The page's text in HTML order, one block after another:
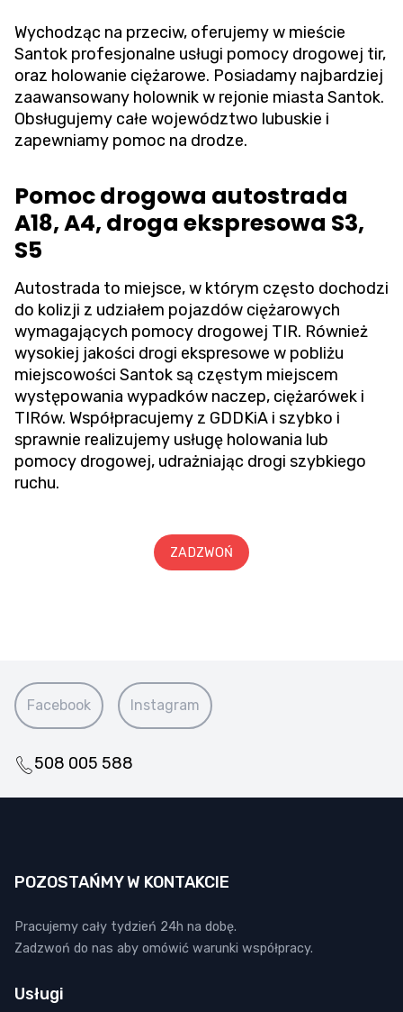
Wychodząc na przeciw, oferujemy w mieście
Santok profesjonalne usługi pomocy drogowej tir,
oraz holowanie ciężarowe. Posiadamy najbardziej
zaawansowany holownik w rejonie miasta Santok.
Obsługujemy całe województwo lubuskie i
zapewniamy pomoc na drodze.
Pomoc drogowa autostrada
A18, A4, droga ekspresowa S3,
S5
Autostrada to miejsce, w którym często dochodzi
do kolizji z udziałem pojazdów ciężarowych
wymagających pomocy drogowej TIR. Również
wysokiej jakości drogi ekspresowe w pobliżu
miejscowości Santok są częstym miejscem
występowania wypadków naczep, ciężarówek i
TIRów. Współpracujemy z GDDKiA i szybko i
sprawnie realizujemy usługę holowania lub
pomocy drogowej, udrażniając drogi szybkiego
ruchu.
ZADZWOŃ
Facebook Instagram
508 005 588
POZOSTAŃMY W KONTAKCIE
Pracujemy cały tydzień 24h na dobę.
Zadzwoń do nas aby omówić warunki współpracy.
Usługi